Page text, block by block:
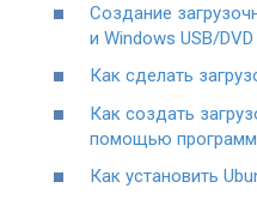
Cоздание
и Windows USB/
Как сделать
Как создать
помощью
Как установить